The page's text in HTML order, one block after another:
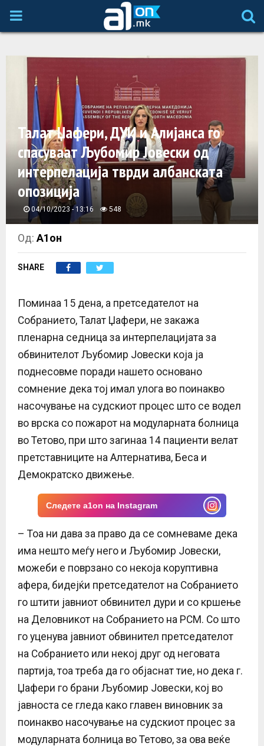
P
R
M
E
N
U
Талат Џафери, ДУИ и Алијанса го
спасуваат Љубомир Јовески од
интерпелација тврди албанската
опозиција
04/10/2023 - 13:16 548
Од:А1он
SHARE
Поминаа 15 дена, а претседателот на
Собранието, Талат Џафери, не закажа
пленарна седница за интерпелацијата за
обвинителот Љубомир Јовески која ја
поднесовме поради нашето основано
сомнение дека тој имал улога во поинакво
насочување на судскиот процес што се водел
во врска со пожарот на модуларната болница
во Тетово, при што загинаа 14 пациенти велат
претставниците на Алтернатива, Беса и
Демократско движење.
Следете a1on на Instagram
– Тоа ни дава за право да се сомневаме дека
има нешто меѓу него и Љубомир Јовески,
можеби е поврзано со некоја коруптивна
афера, бидејќи претседателот на Собранието
го штити јавниот обвинител дури и со кршење
на Деловникот на Собранието на РСМ. Со што
го уценува јавниот обвинител претседателот
на Собранието или некој друг од неговата
партија, тоа треба да го објаснат тие, но дека г.
Џафери го брани Љубомир Јовески, кој во
јавноста се гледа како главен виновник за
поинакво насочување на судскиот процес за
модуларната болница во Тетово, за ова веќе